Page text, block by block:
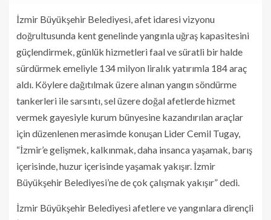
İzmir Büyükşehir Belediyesi, afet idaresi vizyonu
doğrultusunda kent genelinde yangınla uğraş kapasitesini
güçlendirmek, günlük hizmetleri faal ve süratli bir halde
sürdürmek emeliyle 134 milyon liralık yatırımla 184 araç
aldı. Köylere dağıtılmak üzere alınan yangın söndürme
tankerleri ile sarsıntı, sel üzere doğal afetlerde hizmet
vermek gayesiyle kurum bünyesine kazandırılan araçlar
için düzenlenen merasimde konuşan Lider Cemil Tugay,
“İzmir’e gelişmek, kalkınmak, daha insanca yaşamak, barış
içerisinde, huzur içerisinde yaşamak yakışır. İzmir
Büyükşehir Belediyesi’ne de çok çalışmak yakışır” dedi.
İzmir Büyükşehir Belediyesi afetlere ve yangınlara dirençli